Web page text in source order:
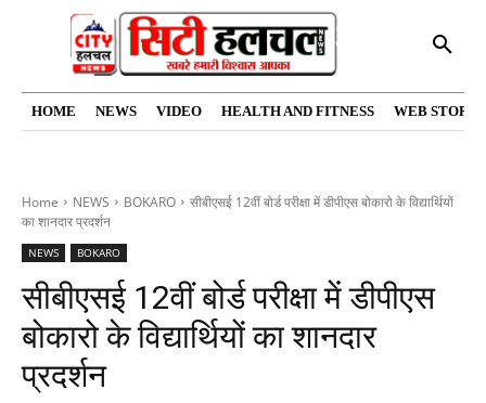
HOME NEWS VIDEO HEALTH AND FITNESS WEB
Home NEWS BOKARO
सीबीएसई 12वीं बोर्ड परीक्षा में डीपीएस बोकारो के विद्यार्थियों
का शानदार प्रदर्शन
NEWS BOKARO
सीबीएसई 12वीं बोर्ड परीक्षा में डीपीएस
बोकारो के विद्यार्थियों का शानदार
प्रदर्शन